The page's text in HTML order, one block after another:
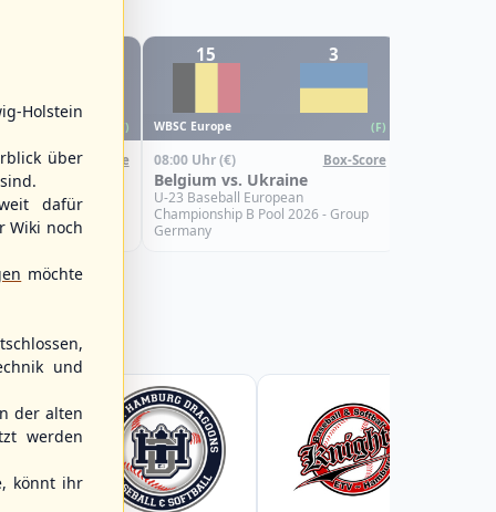
(F)
Box-Score
2026 - Group
15 3
WBSC Europe (F)
08:00 Uhr(€) Box-Score
Belgium vs. Ukraine
U-23 Baseball European
Championship B Pool 2026 - Group
Germany
Holstein
über
dafür
Wiki noch
möchte
und
der alten
werden
könnt ihr